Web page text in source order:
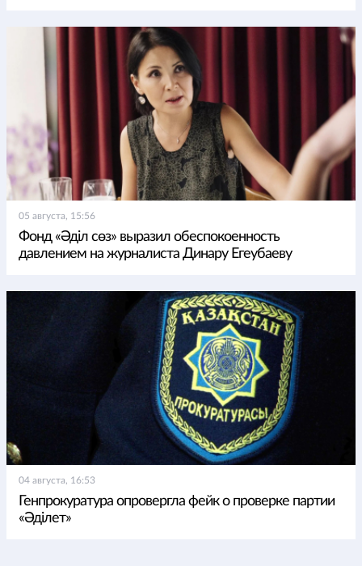
05 августа, 15:56
Фонд «Әділ сөз» выразил обеспокоенность
давлением на журналиста Динару Егеубаеву
04 августа, 16:53
Генпрокуратура опровергла фейк о проверке партии
«Әділет»